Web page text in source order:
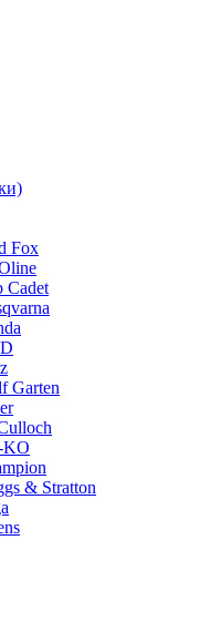
Fox
Cadet
Garten
KO
& Stratton